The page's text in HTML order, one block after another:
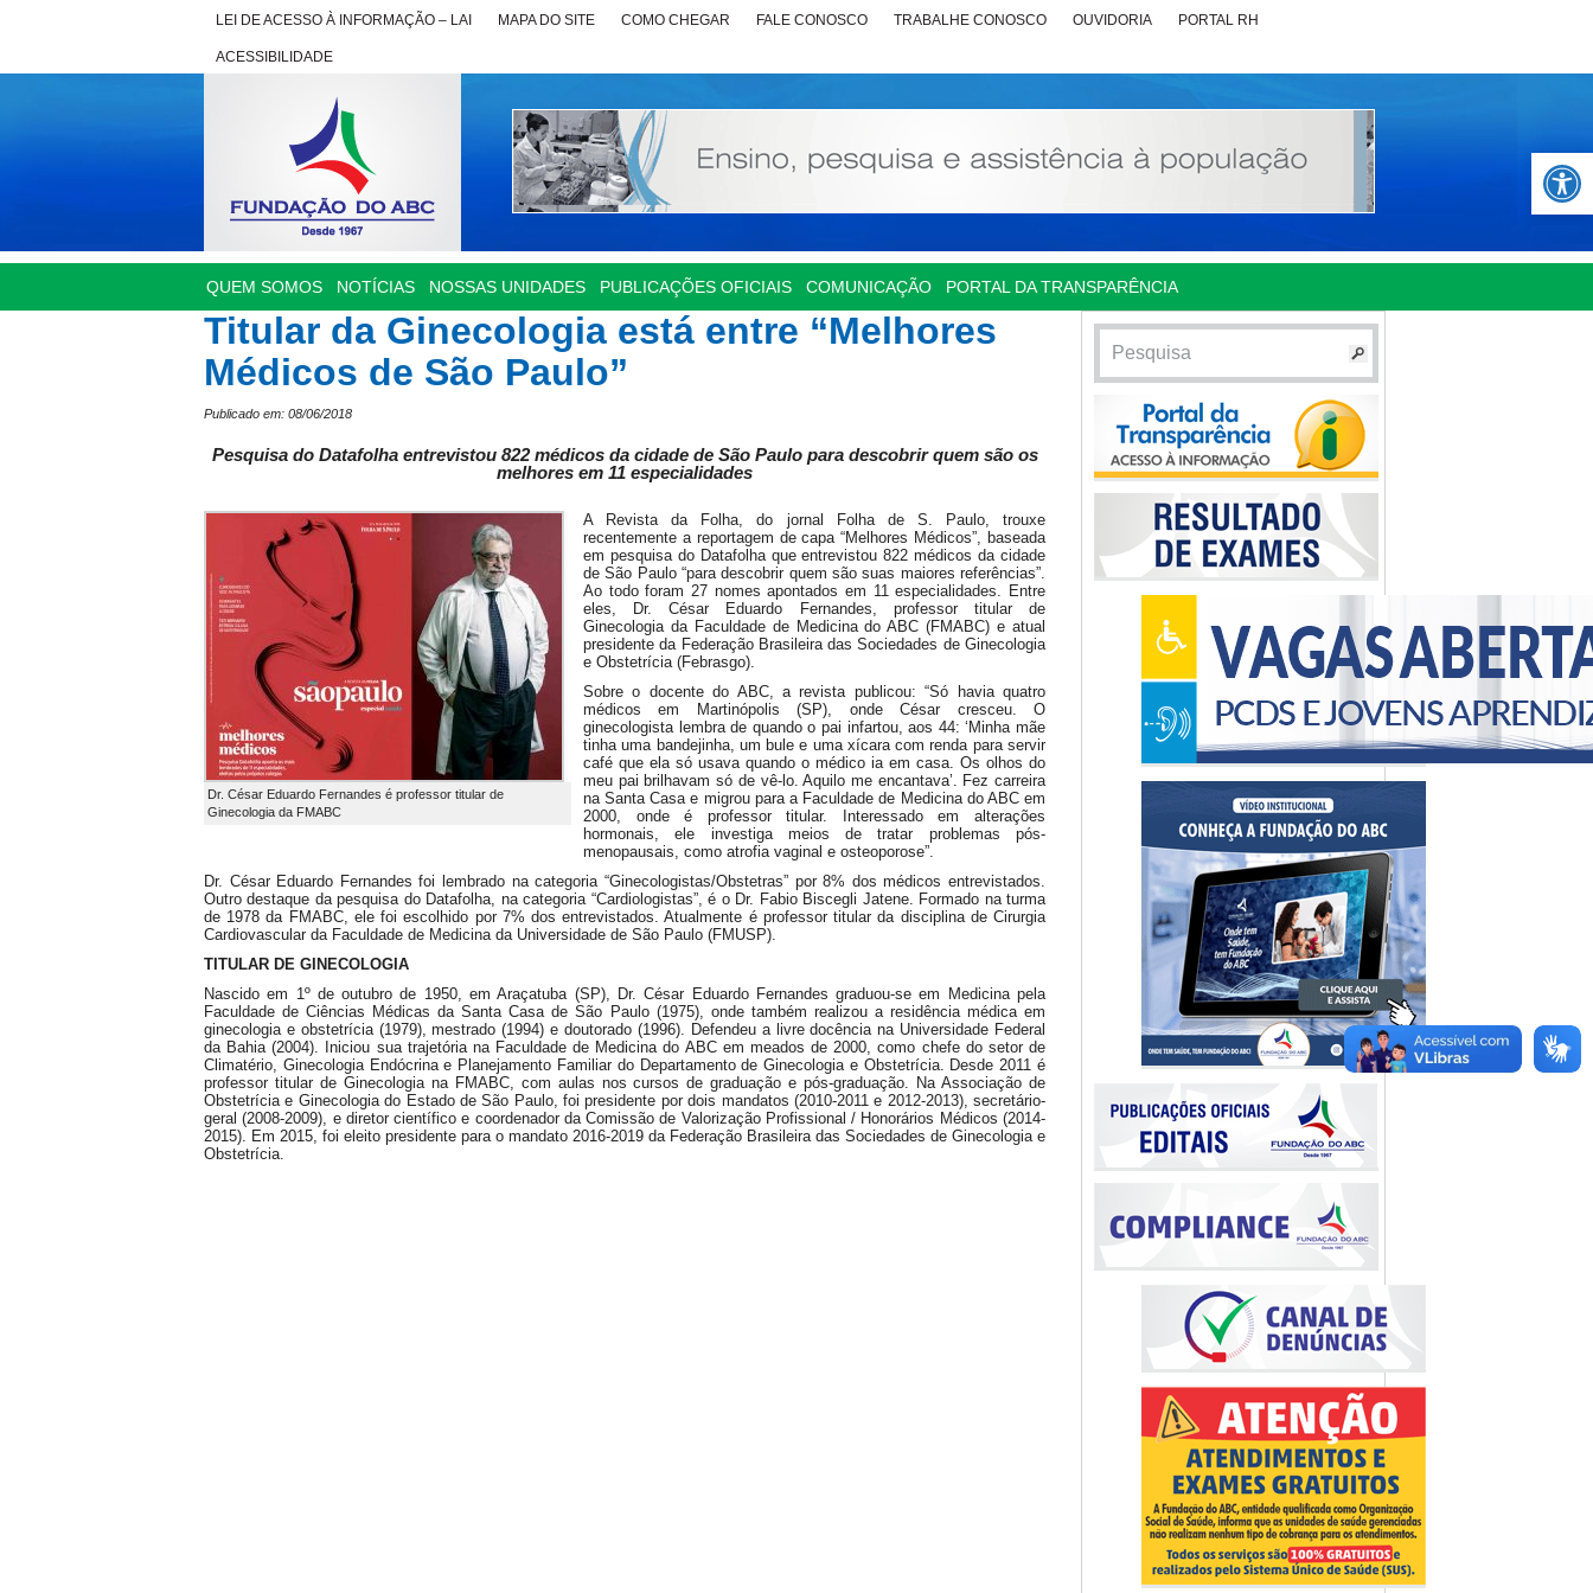
Abrir
LEI DE ACESSO À INFORMAÇÃO – LAI MAPA DO SITE COMO CHEGAR FALE CONOSCO TRABALHE CONOSCO OUVIDORIA PORTAL RH
ACESSIBILIDADE
QUEM SOMOS NOTÍCIAS NOSSAS UNIDADES PUBLICAÇÕES OFICIAIS COMUNICAÇÃO PORTAL DA TRANSPARÊNCIA
Titular da Ginecologia está entre “Melhores
Médicos de São Paulo”
Publicado em: 08/06/2018
Pesquisa do Datafolha entrevistou 822 médicos da cidade de São Paulo para descobrir quem são os
melhores em 11 especialidades
Dr. César Eduardo Fernandes é professor titular de
Ginecologia da FMABC
A Revista da Folha, do jornal Folha de S. Paulo, trouxe
recentemente a reportagem de capa “Melhores Médicos”, baseada
em pesquisa do Datafolha que entrevistou 822 médicos da cidade
de São Paulo “para descobrir quem são suas maiores referências”.
Ao todo foram 27 nomes apontados em 11 especialidades. Entre
eles, Dr. César Eduardo Fernandes, professor titular de
Ginecologia da Faculdade de Medicina do ABC (FMABC) e atual
presidente da Federação Brasileira das Sociedades de Ginecologia
e Obstetrícia (Febrasgo).
Sobre o docente do ABC, a revista publicou: “Só havia quatro
médicos em Martinópolis (SP), onde César cresceu. O
ginecologista lembra de quando o pai infartou, aos 44: ‘Minha mãe
tinha uma bandejinha, um bule e uma xícara com renda para servir
café que ela só usava quando o médico ia em casa. Os olhos do
meu pai brilhavam só de vê-lo. Aquilo me encantava’. Fez carreira
na Santa Casa e migrou para a Faculdade de Medicina do ABC em
2000, onde é professor titular. Interessado em alterações
hormonais, ele investiga meios de tratar problemas pós-
menopausais, como atrofia vaginal e osteoporose”.
Dr. César Eduardo Fernandes foi lembrado na categoria “Ginecologistas/Obstetras” por 8% dos médicos entrevistados.
Outro destaque da pesquisa do Datafolha, na categoria “Cardiologistas”, é o Dr. Fabio Biscegli Jatene. Formado na turma
de 1978 da FMABC, ele foi escolhido por 7% dos entrevistados. Atualmente é professor titular da disciplina de Cirurgia
Cardiovascular da Faculdade de Medicina da Universidade de São Paulo (FMUSP).
TITULAR DE GINECOLOGIA
Nascido em 1º de outubro de 1950, em Araçatuba (SP), Dr. César Eduardo Fernandes graduou-se em Medicina pela
Faculdade de Ciências Médicas da Santa Casa de São Paulo (1975), onde também realizou a residência médica em
ginecologia e obstetrícia (1979), mestrado (1994) e doutorado (1996). Defendeu a livre docência na Universidade Federal
da Bahia (2004). Iniciou sua trajetória na Faculdade de Medicina do ABC em meados de 2000, como chefe do setor de
Climatério, Ginecologia Endócrina e Planejamento Familiar do Departamento de Ginecologia e Obstetrícia. Desde 2011 é
professor titular de Ginecologia na FMABC, com aulas nos cursos de graduação e pós-graduação. Na Associação de
Obstetrícia e Ginecologia do Estado de São Paulo, foi presidente por dois mandatos (2010-2011 e 2012-2013), secretário-
geral (2008-2009), e diretor científico e coordenador da Comissão de Valorização Profissional / Honorários Médicos (2014-
2015). Em 2015, foi eleito presidente para o mandato 2016-2019 da Federação Brasileira das Sociedades de Ginecologia e
Obstetrícia.